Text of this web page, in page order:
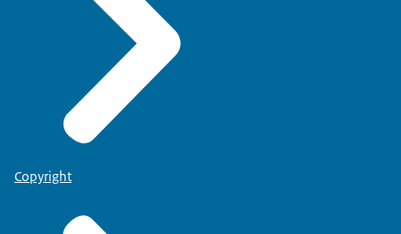
Copyright